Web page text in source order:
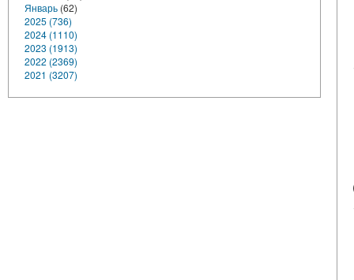
Январь (62)
2025 (736)
2024 (1110)
2023 (1913)
2022 (2369)
2021 (3207)